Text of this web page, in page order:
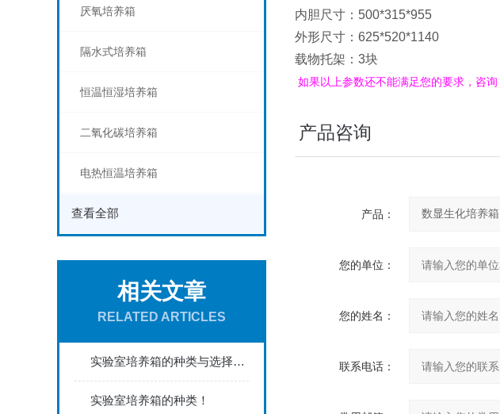
厌氧培养箱
隔水式培养箱
恒温恒湿培养箱
二氧化碳培养箱
电热恒温培养箱
查看全部
相关文章
RELATED ARTICLES
实验室培养箱的种类与选择方法！
实验室培养箱的种类！
内胆尺寸：500*315*955
外形尺寸：625*520*1140
载物托架：3块
如果以上参数还不能满足您的要求，咨
产品咨询
产品：
您的单位：
您的姓名：
联系电话：